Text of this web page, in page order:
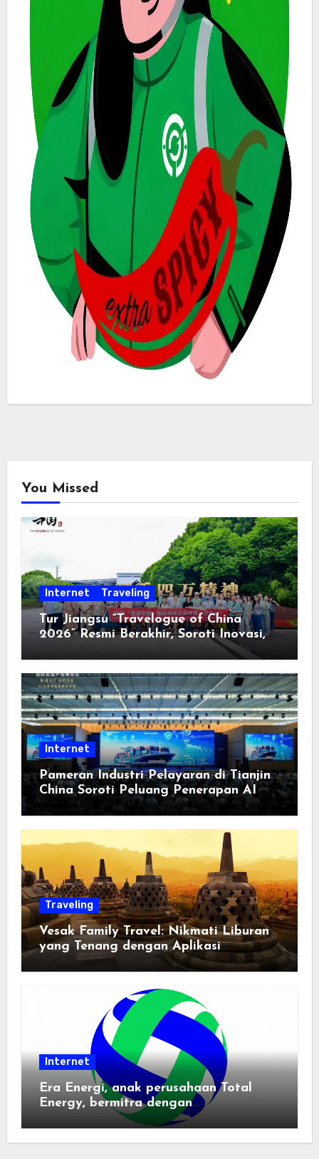
You Missed
Internet Traveling
Tur Jiangsu “Travelogue of China
2026” Resmi Berakhir, Soroti Inovasi,
Keterbukaan, dan Pembangunan
Berorientasi pada Masyarakat
Internet
Pameran Industri Pelayaran di Tianjin
China Soroti Peluang Penerapan AI
Traveling
Vesak Family Travel: Nikmati Liburan
yang Tenang dengan Aplikasi
Pemindai PDF
Internet
Era Energi, anak perusahaan Total
Energy, bermitra dengan
Zhuochuangtong untuk mempercepat
transisi energi Indonesia — raksasa